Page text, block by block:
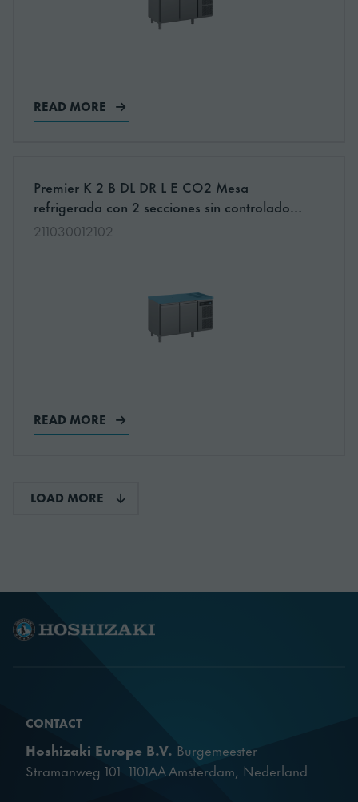
READ MORE
Premier K 2 B DL DR L E CO2 Mesa
refrigerada con 2 secciones sin controlador
para refrigeración a distáncia
211030012102
READ MORE
More information about: undefined
LOAD MORE
CONTACT
Hoshizaki Europe B.V. Burgemeester
Stramanweg 101 1101AA Amsterdam, Nederland